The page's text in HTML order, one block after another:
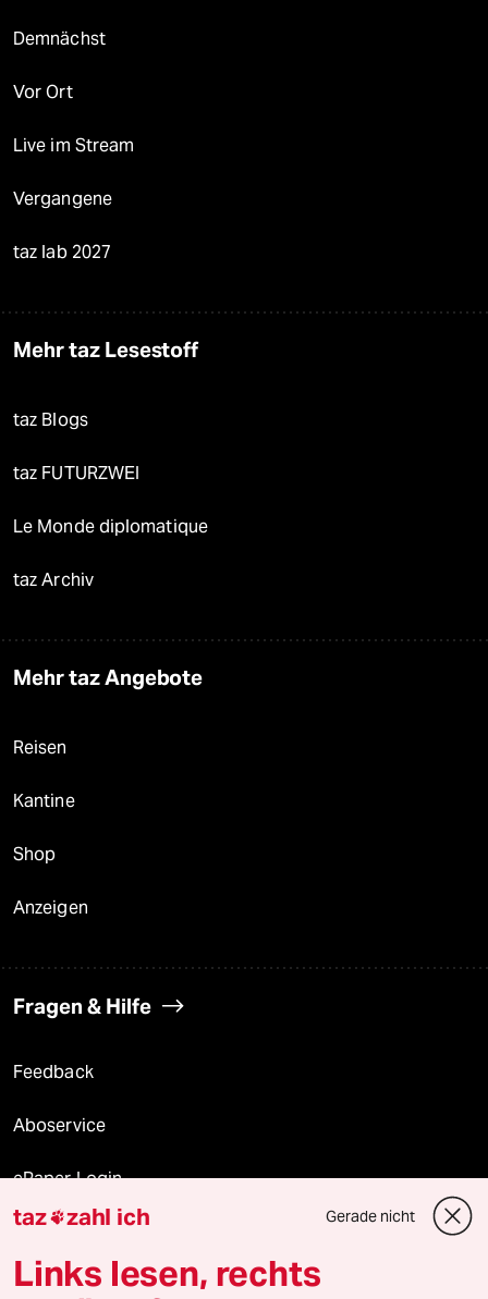
Demnächst
Vor Ort
Live im Stream
Vergangene
taz lab 2027
Mehr taz Lesestoff
taz Blogs
taz FUTURZWEI
Le Monde diplomatique
taz Archiv
Mehr taz Angebote
Reisen
Kantine
Shop
Anzeigen
Fragen & Hilfe
Feedback
Aboservice
ePaper Login
Downloads für Abonnierende
taz zahl ich Gerade nicht
Links lesen, rechts